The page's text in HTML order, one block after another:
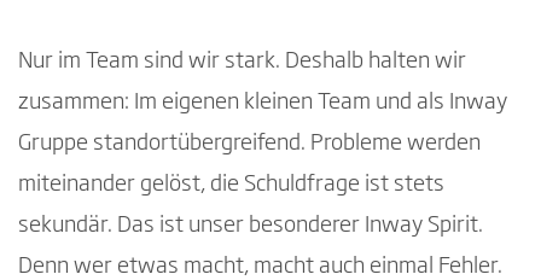
Nur im Team sind wir stark. Deshalb halten wir
zusammen: Im eigenen kleinen Team und als Inway
Gruppe standortübergreifend. Probleme werden
miteinander gelöst, die Schuldfrage ist stets
sekundär. Das ist unser besonderer Inway Spirit.
Denn wer etwas macht, macht auch einmal Fehler.